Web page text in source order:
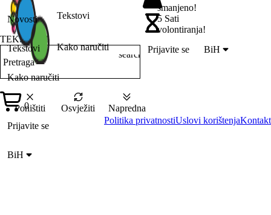
Novosti
Tekstovi
Kako naručiti
0
Prijavite se
BiH
Tekstovi
Kako naručiti
smanjeno!
5 Sati
volontiranja!
Prijavite se
BiH
TEKSTOVI
Pretraga
search
Poništiti Osvježiti
Napredna
Politika privatnostiUslovi korištenjaKontakt